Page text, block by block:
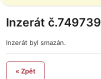
Inzerát č.749739
Inzerát byl smazán.
« Zpět